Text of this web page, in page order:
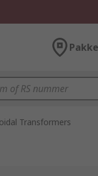
Transformers